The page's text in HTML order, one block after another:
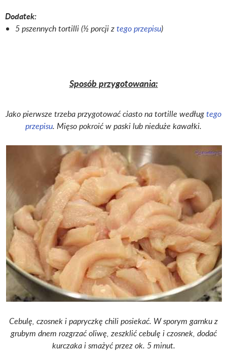
Dodatek:
5 pszennych tortilli (½ porcji ztego przepisu)
Sposób przygotowania:
Jako pierwsze trzeba przygotować ciasto na tortille wedługtego
przepisu. Mięso pokroić w paski lub nieduże kawałki.
Cebulę, czosnek i papryczkę chili posiekać. W sporym garnku z
grubym dnem rozgrzać oliwę, zeszklić cebulę i czosnek, dodać
kurczaka i smażyć przez ok. 5 minut.